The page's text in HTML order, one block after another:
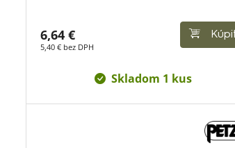
6,64 €
5,40 € bez DPH
Skladom 1 kus